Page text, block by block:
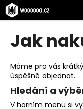
Přejít
na
obsah
Jak
Máme pro vás
úspěšně objednat.
Hledání a
V horním menu si
K
o
o
p
o